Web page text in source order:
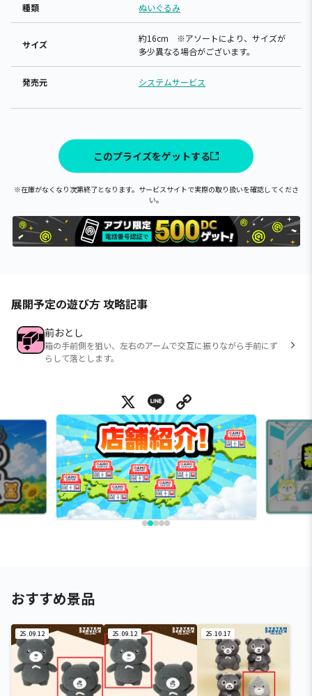
種類 ぬいぐるみ
サイズ
約16cm ※アソートにより、サイズが
多少異なる場合がございます。
発売元 システムサービス
このプライズをゲットする
※在庫がなくなり次第終了となります。サービスサイトで実際の取り扱いを確認してくださ
い。
展開予定の遊び方 攻略記事
前おとし
箱の手前側を狙い、左右のアームで交互に振りながら手前にず
らして落とします。
X Line
おすすめ景品
25.09.12 25.09.12 25.10.17